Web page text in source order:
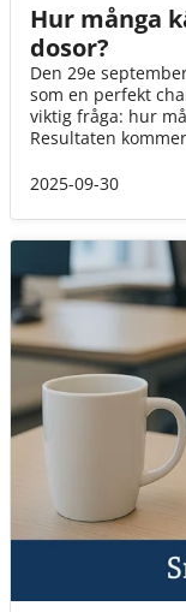
Hur många
dosor?
Den 29e
som en perfekt
viktig fråga: hur
Resultaten
2025-09-30